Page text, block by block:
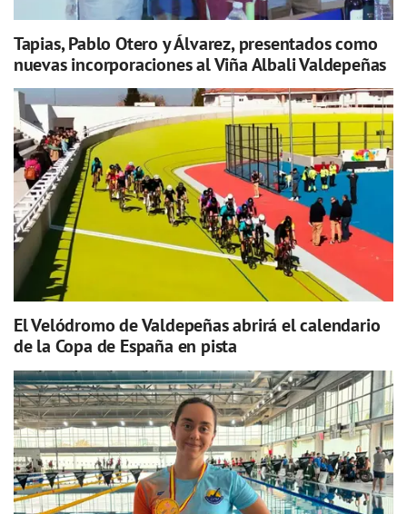
Tapias, Pablo Otero y Álvarez, presentados como
nuevas incorporaciones al Viña Albali Valdepeñas
El Velódromo de Valdepeñas abrirá el calendario
de la Copa de España en pista